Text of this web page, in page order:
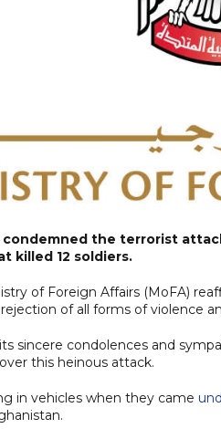
condemned the terrorist
killed 12 soldiers.
of Foreign Affairs (MoFA)
of all forms of violence
sincere condolences and
this heinous attack.
in vehicles when they came